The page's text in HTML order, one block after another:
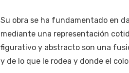
Su obra se ha fundamentado en
mediante una representación
figurativo y abstracto son una
y de lo que le rodea y donde el